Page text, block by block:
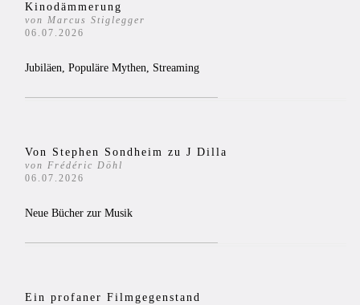
Kinodämmerung
von Marcus Stiglegger
06.07.2026
Jubiläen, Populäre Mythen, Streaming
Von Stephen Sondheim zu J Dilla
von Frédéric Döhl
06.07.2026
Neue Bücher zur Musik
Ein profaner Filmgegenstand